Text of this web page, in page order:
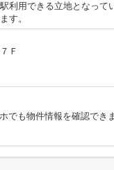
利用できる立地となっ
す。
Ｆ
でも物件情報を確認でき